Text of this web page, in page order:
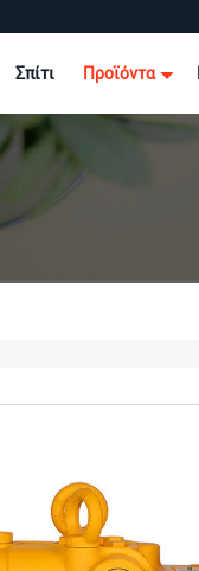
Σπίτι Προϊόντα